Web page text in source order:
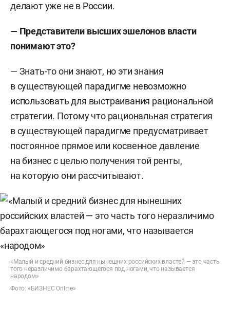
делают уже не в России.
— Представители высших эшелонов власти
понимают это?
— Знать-то они знают, но эти знания
в существующей парадигме невозможно
использовать для выстраивания рациональной
стратегии. Потому что рациональная стратегия
в существующей парадигме предусматривает
постоянное прямое или косвенное давление
на бизнес с целью получения той ренты,
на которую они рассчитывают.
«Малый и средний бизнес для нынешних российских властей — это часть
того неразличимо барахтающегося под ногами, что называется
народом»
Фото: «БИЗНЕС Online»